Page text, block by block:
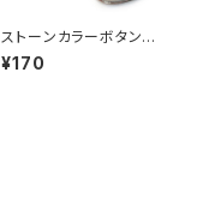
ストーンカラーボタン「1
8mm」（全4色）【A000
1】
¥170